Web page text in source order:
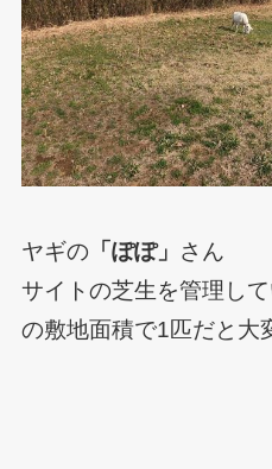
ヤギの 「ぽぽ」 さん
サイトの芝生を管理し
の敷地面積で1匹だと大